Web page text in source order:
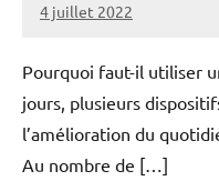
4 juillet 2022
Yves
1
Pourquoi faut-il utiliser
jours, plusieurs
l’amélioration du
Au nombre de […]